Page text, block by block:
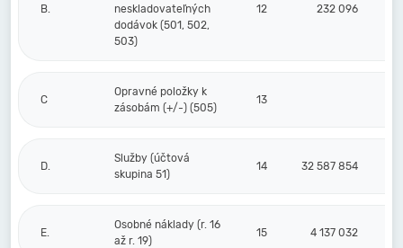
B.
neskladovateľných
dodávok (501, 502,
503)
12 232 096
C
Opravné položky k
zásobám (+/-) (505)
13
D.
Služby (účtová
skupina 51)
14 32 587 854
E.
Osobné náklady (r. 16
až r. 19)
15 4 137 032